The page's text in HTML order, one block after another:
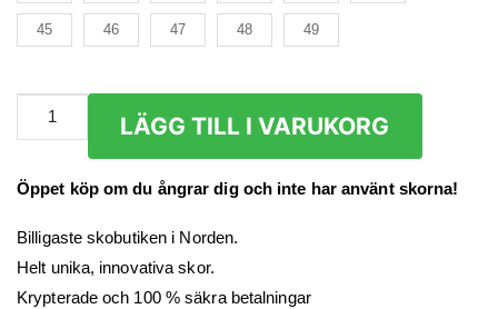
45 46 47 48 49
LÄGG TILL I VARUKORG
Öppet köp om du ångrar dig och inte har använt skorna!
Billigaste skobutiken i Norden.
Helt unika, innovativa skor.
Krypterade och 100 % säkra betalningar